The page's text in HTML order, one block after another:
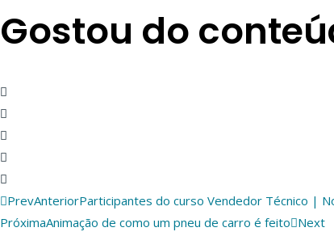
Gostou do
PrevAnteriorParticipantes do curso Vendedor Técnico |
PróximaAnimação de como um pneu de carro é feito Next